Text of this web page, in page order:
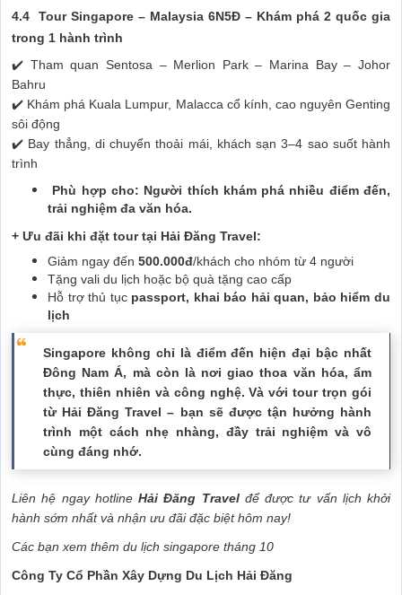
4.4 Tour Singapore – Malaysia 6N5Đ – Khám phá 2 quốc gia
trong 1 hành trình
✔️ Tham quan Sentosa – Merlion Park – Marina Bay – Johor
Bahru
✔️ Khám phá Kuala Lumpur, Malacca cổ kính, cao nguyên Genting
sôi động
✔️ Bay thẳng, di chuyển thoải mái, khách sạn 3–4 sao suốt hành
trình
Phù hợp cho: Người thích khám phá nhiều điểm đến,
trải nghiệm đa văn hóa.
+ Ưu đãi khi đặt tour tại Hải Đăng Travel:
Giảm ngay đến 500.000đ/khách cho nhóm từ 4 người
Tặng vali du lịch hoặc bộ quà tặng cao cấp
Hỗ trợ thủ tục passport, khai báo hải quan, bảo hiểm du
lịch
Singapore không chỉ là điểm đến hiện đại bậc nhất
Đông Nam Á, mà còn là nơi giao thoa văn hóa, ẩm
thực, thiên nhiên và công nghệ. Và với tour trọn gói
từ Hải Đăng Travel – bạn sẽ được tận hưởng hành
trình một cách nhẹ nhàng, đầy trải nghiệm và vô
cùng đáng nhớ.
Liên hệ ngay hotline Hải Đăng Travelđể được tư vấn lịch khởi
hành sớm nhất và nhận ưu đãi đặc biệt hôm nay!
Các bạn xem thêm du lịch singapore tháng 10
Công Ty Cổ Phần Xây Dựng Du Lịch Hải Đăng